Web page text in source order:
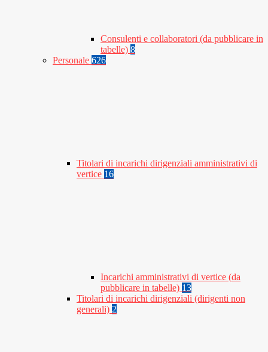
Consulenti e collaboratori (da pubblicare in
tabelle) 8
Personale 626
Titolari di incarichi dirigenziali amministrativi di
vertice 16
Incarichi amministrativi di vertice (da
pubblicare in tabelle) 13
Titolari di incarichi dirigenziali (dirigenti non
generali) 2